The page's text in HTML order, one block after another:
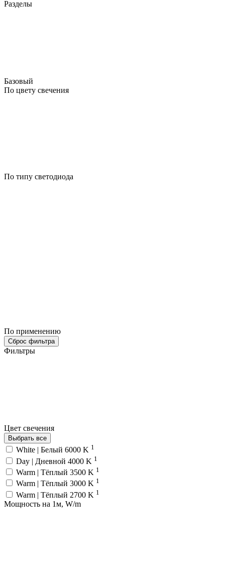
Разделы
Базовый
По цвету свечения
По типу светодиода
По применению
Сброс фильтра
Фильтры
Цвет свечения
Выбрать все
White | Белый 6000 K 1
Day | Дневной 4000 K 1
Warm | Тёплый 3500 K 1
Warm | Тёплый 3000 K 1
Warm | Тёплый 2700 K 1
Мощность на 1м, W/m